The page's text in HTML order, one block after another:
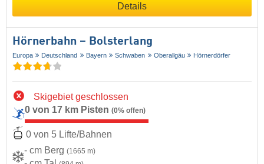
Details
Hörnerbahn – Bolsterlang
Europa Deutschland Bayern Schwaben Oberallgäu Hörnerdörfer
Skigebiet geschlossen
0 von 17 km Pisten (0% offen)
0 von 5 Lifte/Bahnen
- cm Berg (1665 m)